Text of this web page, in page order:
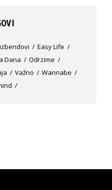
Easy Life
Dana
Odrzime
Važno
Wannabe